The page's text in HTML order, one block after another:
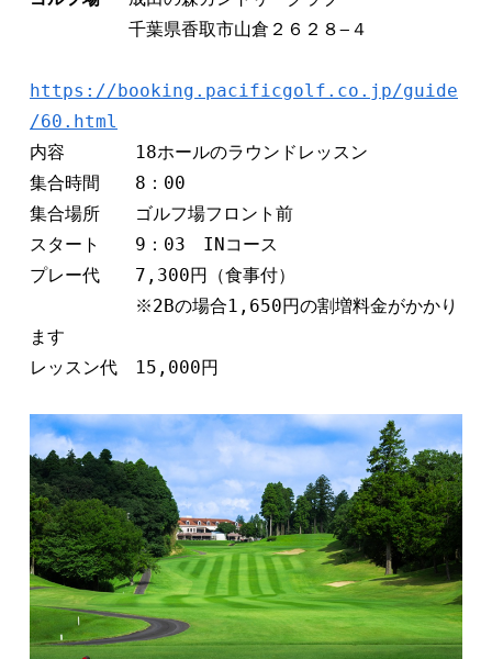
千葉県香取市山倉２６２８−４
https://booking.pacificgolf.co.jp/guide
/60.html
内容　　　　18ホールのラウンドレッスン
集合時間　　8：00
集合場所　　ゴルフ場フロント前
スタート　　9：03　INコース
プレー代　　7,300円（食事付）
※2Bの場合1,650円の割増料金がかかり
ます
レッスン代　15,000円